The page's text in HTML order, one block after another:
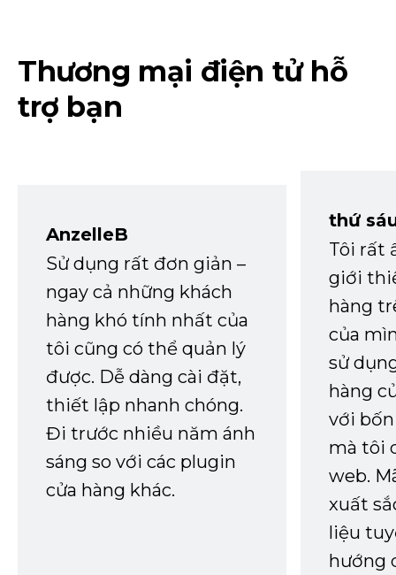
Thương mại điện tử hỗ
trợ bạn
AnzelleB
Sử dụng rất đơn giản –
ngay cả những khách
hàng khó tính nhất của
tôi cũng có thể quản lý
được. Dễ dàng cài đặt,
thiết lập nhanh chóng.
Đi trước nhiều năm ánh
sáng so với các plugin
cửa hàng khác.
thứ
Tôi rất
giới
hàng
của
sử
hàng
với
mà tôi
web.
xuất
liệu
hướng